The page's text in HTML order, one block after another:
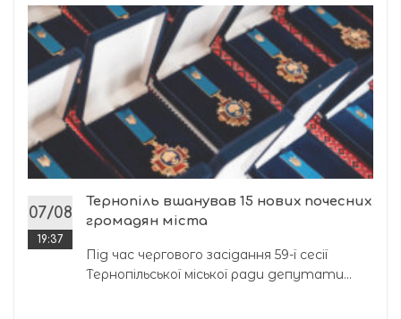
07/08
19:37
Тернопіль вшанував 15 нових почесних
громадян міста
Під час чергового засідання 59-ї сесії
Тернопільської міської ради депутати...